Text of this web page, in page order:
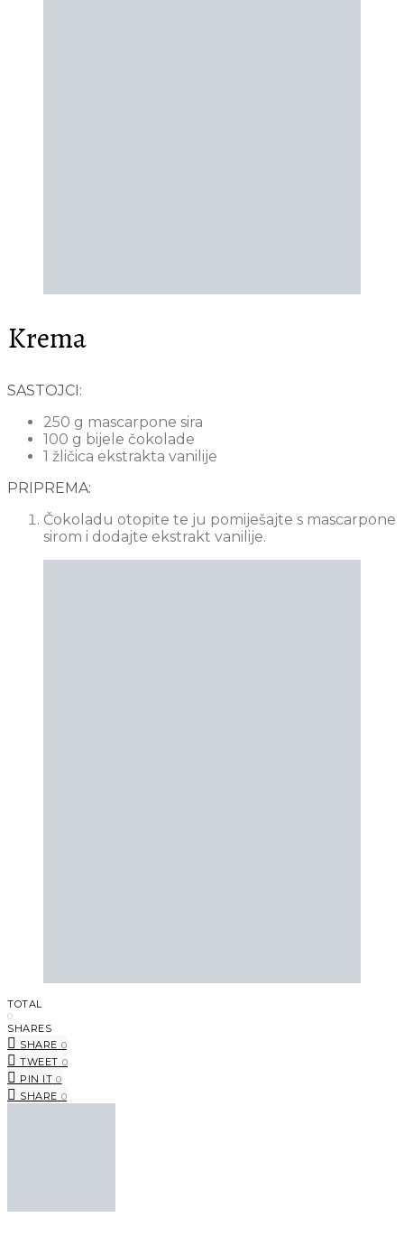
Krema
SASTOJCI:
250 g mascarpone sira
100 g bijele čokolade
1 žličica ekstrakta vanilije
PRIPREMA:
Čokoladu otopite te ju pomiješajte s mascarpone
sirom i dodajte ekstrakt vanilije.
TOTAL
0
SHARES
SHARE 0
TWEET 0
PIN IT 0
SHARE 0